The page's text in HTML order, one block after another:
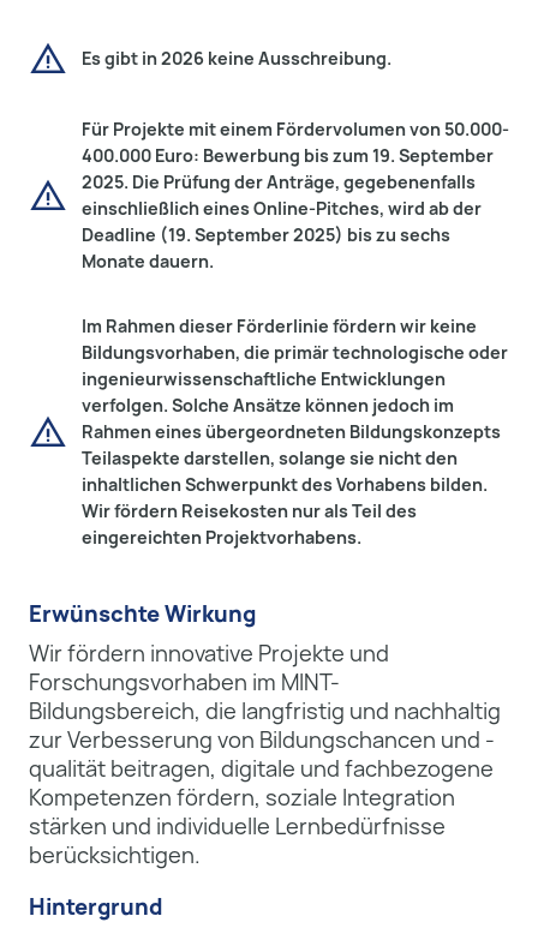
warning Es gibt in 2026 keine Ausschreibung.
warning
Für Projekte mit einem Fördervolumen von 50.000-
400.000 Euro: Bewerbung bis zum 19. September
2025. Die Prüfung der Anträge, gegebenenfalls
einschließlich eines Online-Pitches, wird ab der
Deadline (19. September 2025) bis zu sechs
Monate dauern.
warning
Im Rahmen dieser Förderlinie fördern wir keine
Bildungsvorhaben, die primär technologische oder
ingenieurwissenschaftliche Entwicklungen
verfolgen. Solche Ansätze können jedoch im
Rahmen eines übergeordneten Bildungskonzepts
Teilaspekte darstellen, solange sie nicht den
inhaltlichen Schwerpunkt des Vorhabens bilden.
Wir fördern Reisekosten nur als Teil des
eingereichten Projektvorhabens.
Erwünschte Wirkung
Wir fördern innovative Projekte und
Forschungsvorhaben im MINT-
Bildungsbereich, die langfristig und nachhaltig
zur Verbesserung von Bildungschancen und -
qualität beitragen, digitale und fachbezogene
Kompetenzen fördern, soziale Integration
stärken und individuelle Lernbedürfnisse
berücksichtigen.
Hintergrund